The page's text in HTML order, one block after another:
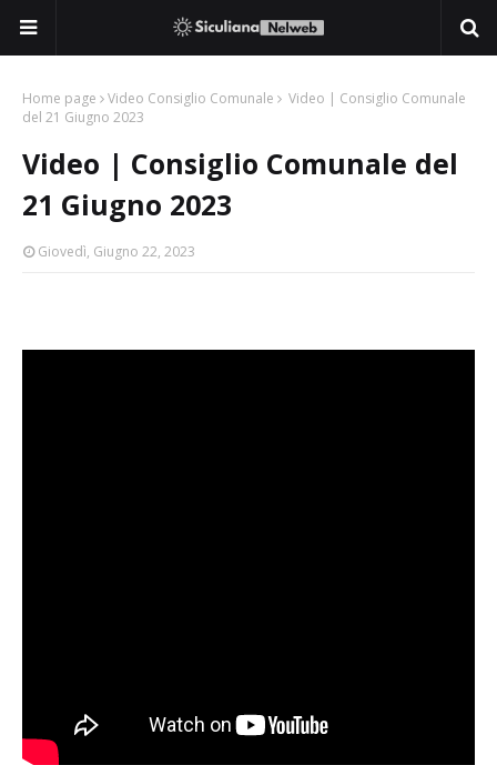
Home page Video Consiglio Comunale
Video | Consiglio Comunale
del 21 Giugno 2023
Video | Consiglio Comunale del
21 Giugno 2023
Giovedì, Giugno 22, 2023